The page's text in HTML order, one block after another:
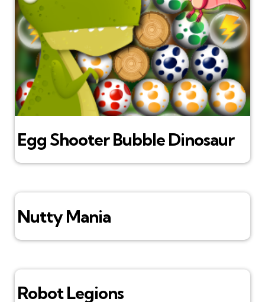
Egg Shooter Bubble Dinosaur
Nutty Mania
Robot Legions